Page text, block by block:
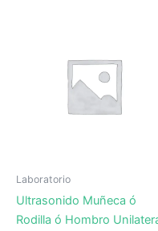
Laboratorio
Ultrasonido Muñeca ó
Rodilla ó Hombro